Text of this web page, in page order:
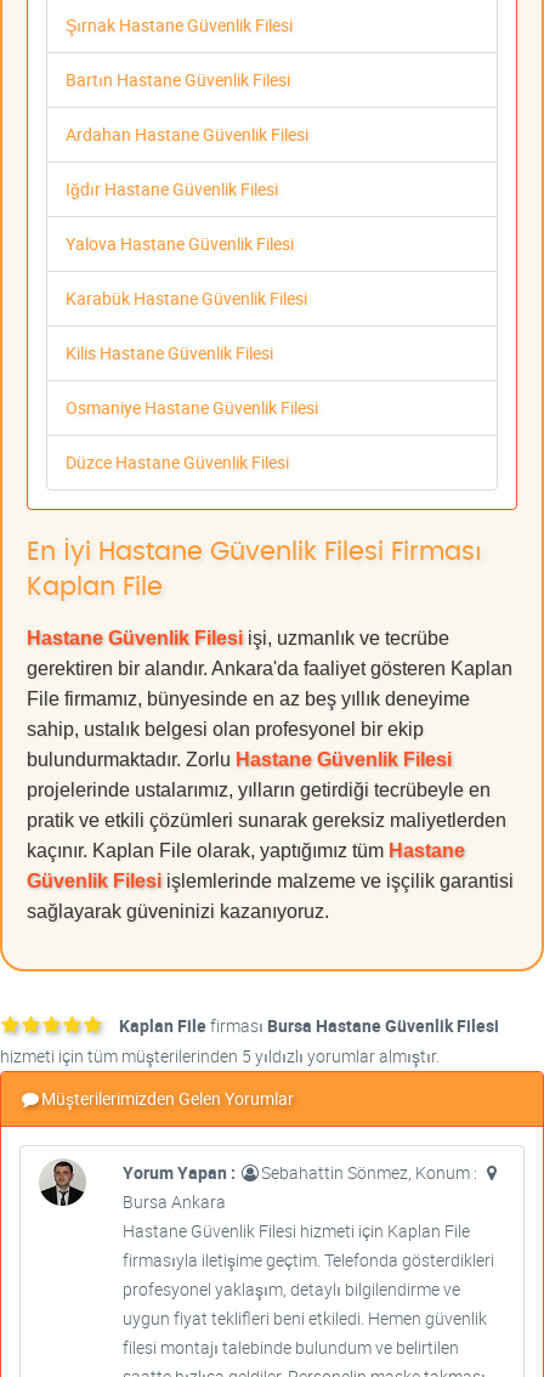
Şırnak Hastane Güvenlik Filesi
Bartın Hastane Güvenlik Filesi
Ardahan Hastane Güvenlik Filesi
Iğdır Hastane Güvenlik Filesi
Yalova Hastane Güvenlik Filesi
Karabük Hastane Güvenlik Filesi
Kilis Hastane Güvenlik Filesi
Osmaniye Hastane Güvenlik Filesi
Düzce Hastane Güvenlik Filesi
En İyi Hastane Güvenlik Filesi Firması
Kaplan File
Hastane Güvenlik Filesi işi, uzmanlık ve tecrübe
gerektiren bir alandır. Ankara'da faaliyet gösteren Kaplan
File firmamız, bünyesinde en az beş yıllık deneyime
sahip, ustalık belgesi olan profesyonel bir ekip
bulundurmaktadır. Zorlu Hastane Güvenlik Filesi
projelerinde ustalarımız, yılların getirdiği tecrübeyle en
pratik ve etkili çözümleri sunarak gereksiz maliyetlerden
kaçınır. Kaplan File olarak, yaptığımız tüm Hastane
Güvenlik Filesi işlemlerinde malzeme ve işçilik garantisi
sağlayarak güveninizi kazanıyoruz.
Kaplan Filefirması Bursa Hastane Güvenlik Filesi
hizmeti için tüm müşterilerinden 5 yıldızlı yorumlar almıştır.
Müşterilerimizden Gelen Yorumlar
Yorum Yapan :
Sebahattin Sönmez, Konum :
Bursa Ankara
Hastane Güvenlik Filesi hizmeti için Kaplan File
firmasıyla iletişime geçtim. Telefonda gösterdikleri
profesyonel yaklaşım, detaylı bilgilendirme ve
uygun fiyat teklifleri beni etkiledi. Hemen güvenlik
filesi montajı talebinde bulundum ve belirtilen